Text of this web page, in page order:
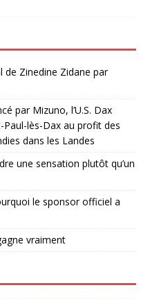
de Zinedine Zidane par
par Mizuno, l’U.S. Dax
lès-Dax au profit des
dans les Landes
une sensation plutôt qu’un
le sponsor officiel a
vraiment